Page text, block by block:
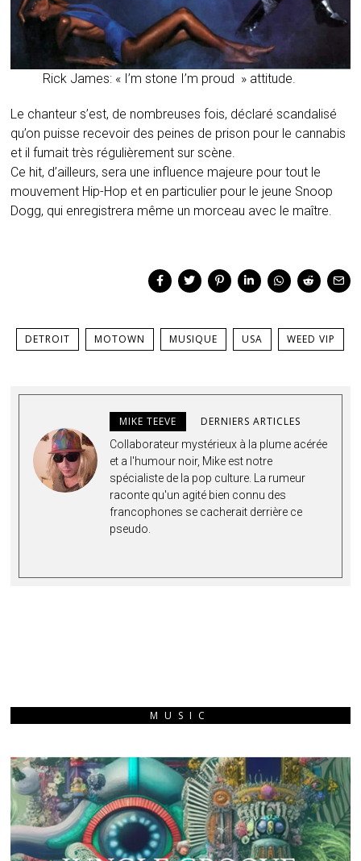
Rick James: « I’m stone I’m proud » attitude.
Le chanteur s’est, de nombreuses fois, déclaré scandalisé
qu’on puisse recevoir des peines de prison pour le cannabis
et il fumait très régulièrement sur scène.
Ce hit, d’ailleurs, sera une influence majeure pour tout le
mouvement Hip-Hop et en particulier pour le jeune Snoop
Dogg, qui enregistrera même un morceau avec le maître.
DETROIT MOTOWN MUSIQUE USA WEED VIP
MIKE TEEVE DERNIERS ARTICLES
Collaborateur mystérieux à la plume acérée
et a l'humour noir, Mike est notre
spécialiste de la pop culture. La rumeur
raconte qu'un agité bien connu des
francophones se cacherait derrière ce
pseudo.
MUSIC